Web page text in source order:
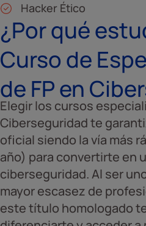
Hacker Ético
¿Por qué
Curso de
de FP en
Elegir los cursos
Ciberseguridad te
oficial siendo la vía más
año) para convertirte en
ciberseguridad. Al ser
mayor escasez de
este título homologado